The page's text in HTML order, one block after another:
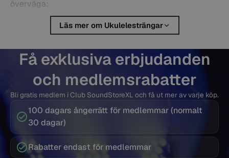
överväga:
Ukulelens storlek / Typ
Alla ukulelesträngar passar inte till alla ukuleletyper.
Här är de vanligaste storlekarna och vilka strängar som
passar till dem:
Sopranukulele– Använd lättare, tunnare
strängar som är utformade för korta skalor (oftast
G-C-E-A).
Konsertukulele– Använd något tjockare
Läs mer om Ukulelesträngar
Få exklusiva erbjudanden
och medlemsrabatter
Bli gratis medlem i Club SoundStoreXL och få ut mer av varje köp.
100 dagars ångerrätt för medlemmar (normalt
30 dagar)
Rabatter endast för medlemmar